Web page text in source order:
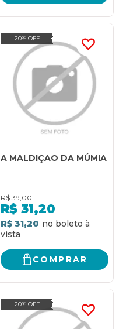
20% OFF
A MALDIÇAO DA MÚMIA
R$ 39,00
R$ 31,20
R$ 31,20
COMPRAR
20% OFF